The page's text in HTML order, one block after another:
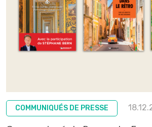
COMMUNIQUÉS DE PRESSE